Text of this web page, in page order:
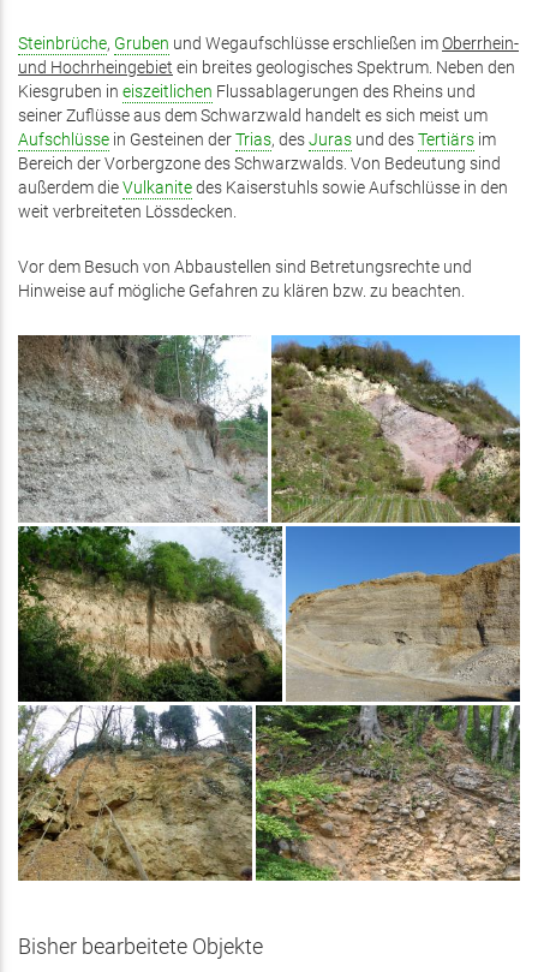
Steinbrüche, Gruben und Wegaufschlüsse erschließen imOberrhein-
und Hochrheingebiet ein breites geologisches Spektrum. Neben den
Kiesgruben in eiszeitlichen Flussablagerungen des Rheins und
seiner Zuflüsse aus dem Schwarzwald handelt es sich meist um
Aufschlüsse in Gesteinen derTrias, desJuras und desTertiärs im
Bereich der Vorbergzone des Schwarzwalds. Von Bedeutung sind
außerdem dieVulkanitedes Kaiserstuhls sowie Aufschlüsse in den
weit verbreiteten Lössdecken.
Vor dem Besuch von Abbaustellen sind Betretungsrechte und
Hinweise auf mögliche Gefahren zu klären bzw. zu beachten.
Bisher bearbeitete Objekte